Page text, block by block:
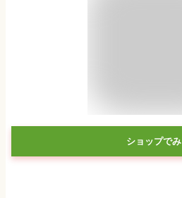
ショップで